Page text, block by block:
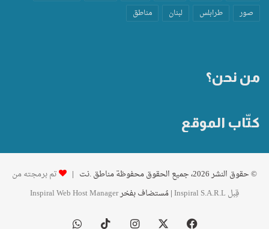
صور
طرابلس لبنان مناطق
من نحن؟
كتّاب الموقع
© حقوق النشر 2026، جميع الحقوق محفوظة مناطق .نت |
تم برمجته من
قِبل Inspiral S.A.R.L
| مُستضاف بفخرInspiral Web Host Manager
فيسبوك انستقرام ‫TikTokواتساب